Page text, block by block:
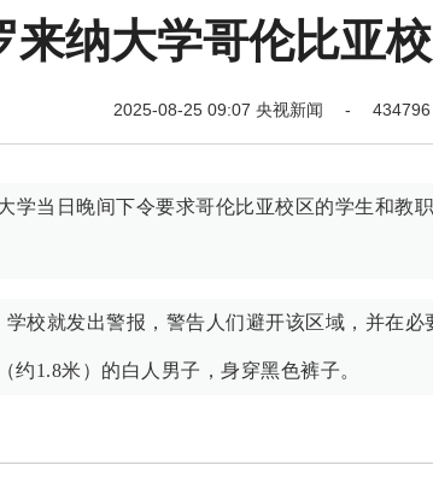
来纳大学哥伦比亚
2025-08-25 09:07 央视新闻 - 434796
当日晚间下令要求哥伦比亚校区的学生和教
校就发出警报，警告人们避开该区域，并在必
1.8米）的白人男子，身穿黑色裤子。